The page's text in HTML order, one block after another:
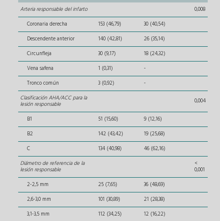
Arteria responsable del infarto
0,008
Coronaria derecha
153 (46,79)
30 (40,54)
Descendente anterior
140 (42,81)
26 (35,14)
Circunfleja
30 (9,17)
18 (24,32)
Vena safena
1 (0,31)
-
Tronco común
3 (0,92)
-
Clasificación AHA/ACC para la
lesión responsable 0,004
B1 51 (15,60)
9 (12,16)
B2
142 (43,42)
19 (25,68)
C
134 (40,98)
46 (62,16)
Diámetro de referencia de la
lesión responsable
<
0,001
2-2,5 mm
25 (7,65)
36 (48,69)
2,6-3,0 mm
101 (30,89)
21 (28,38)
3,1-3,5 mm
112 (34,25) 12 (16,22)